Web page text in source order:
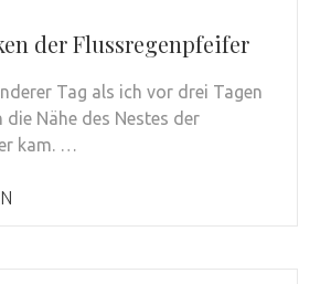
der Flussregenpfeifer
Tag als ich vor drei Tagen
Nähe des Nestes der
kam. …